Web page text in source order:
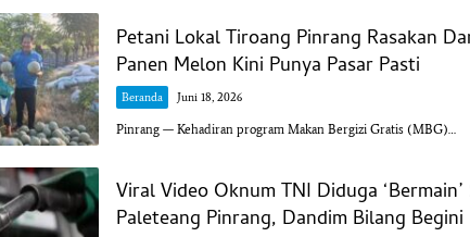
Petani Lokal Tiroang Pinrang Rasakan
Panen Melon Kini Punya Pasar Pasti
Beranda Juni 18, 2026
Pinrang — Kehadiran program Makan Bergizi Gratis (MBG)…
Viral Video Oknum TNI Diduga
Paleteang Pinrang, Dandim Bilang Begini